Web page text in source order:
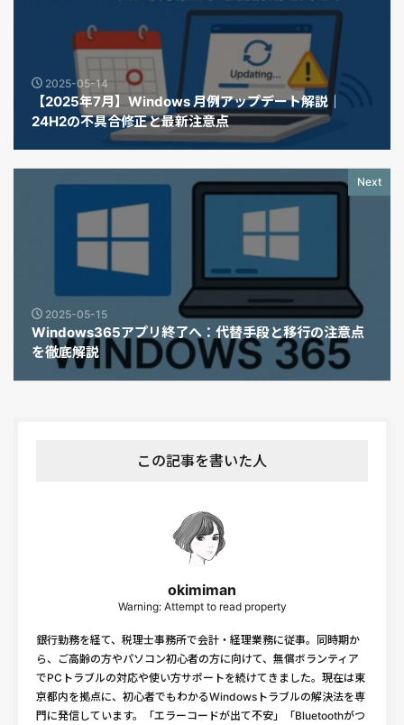
2025-05-14
【2025年7月】Windows 月例アップデート解説｜
24H2の不具合修正と最新注意点
Next
2025-05-15
Windows365アプリ終了へ：代替手段と移行の注意点
を徹底解説
この記事を書いた人
okimiman
Warning: Attempt to read property
銀行勤務を経て、税理士事務所で会計・経理業務に従事。同時期か
ら、ご高齢の方やパソコン初心者の方に向けて、無償ボランティア
でPCトラブルの対応や使い方サポートを続けてきました。現在は東
京都内を拠点に、初心者でもわかるWindowsトラブルの解決法を専
門に発信しています。「エラーコードが出て不安」「Bluetoothがつ